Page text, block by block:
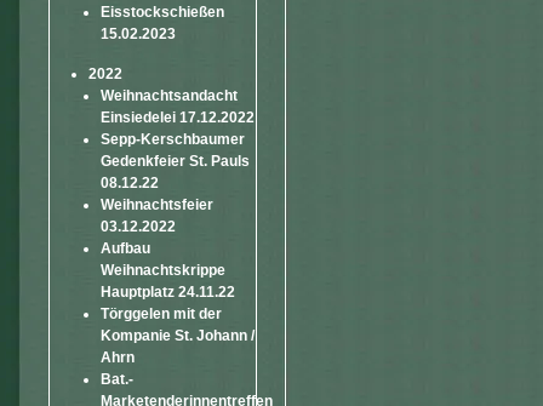
Eisstockschießen
15.02.2023
2022
Weihnachtsandacht
Einsiedelei 17.12.2022
Sepp-Kerschbaumer
Gedenkfeier St. Pauls
08.12.22
Weihnachtsfeier
03.12.2022
Aufbau
Weihnachtskrippe
Hauptplatz 24.11.22
Törggelen mit der
Kompanie St. Johann /
Ahrn
Bat.-
Marketenderinnentreffen